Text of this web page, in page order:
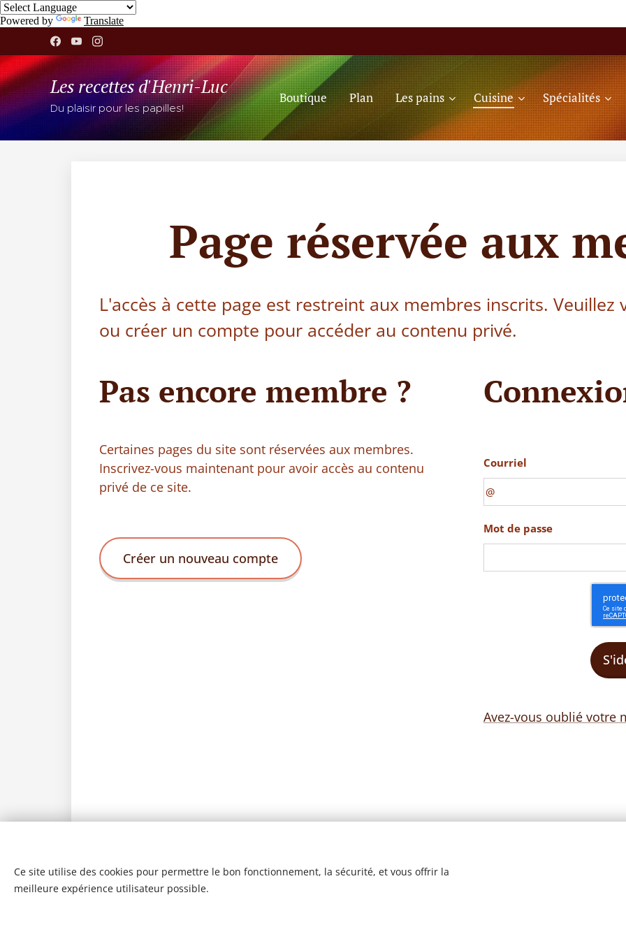
Powered by Translate
Les recettes d'Henri-Luc
Du plaisir pour les papilles!
Boutique Plan Les pains Cuisine Spécialités
Page réservée aux
L'accès à cette page est restreint aux membres inscrits. Veuillez
ou créer un compte pour accéder au contenu privé.
Pas encore membre ?
Certaines pages du site sont réservées aux membres.
Inscrivez-vous maintenant pour avoir accès au contenu
privé de ce site.
Créer un nouveau compte
Courriel
Mot de passe
Avez-vous oublié votre
Ce site utilise des cookies pour permettre le bon fonctionnement, la sécurité, et vous offrir la
meilleure expérience utilisateur possible.